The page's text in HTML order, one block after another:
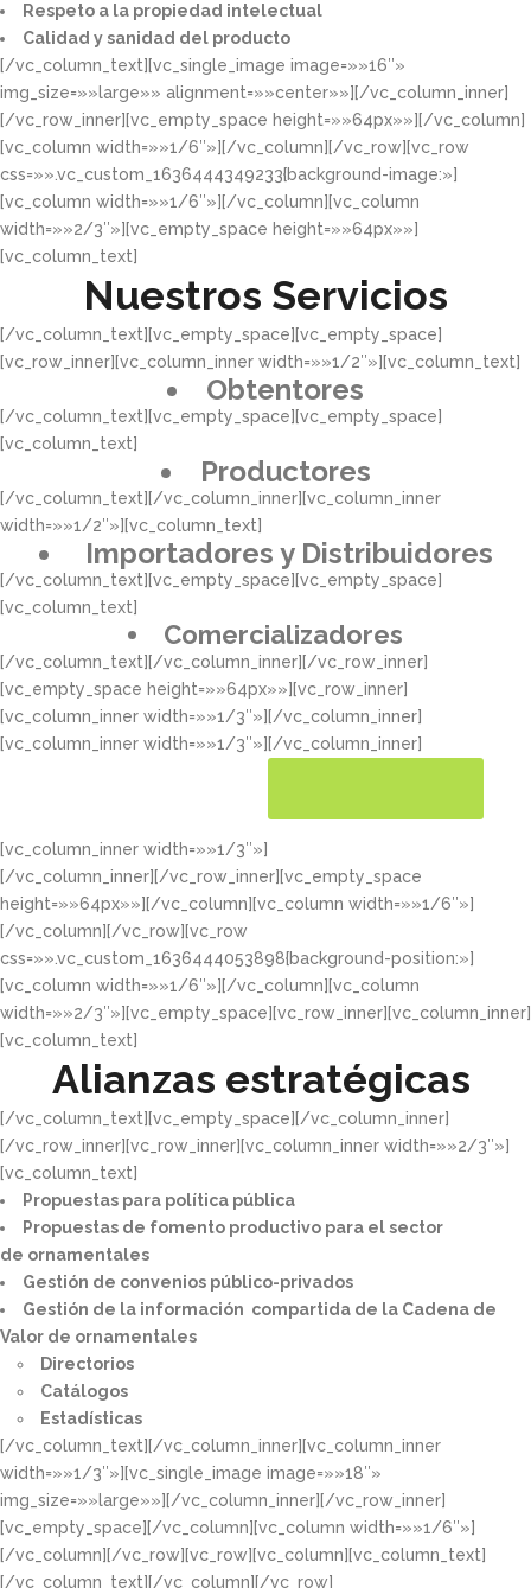
Respeto a la propiedad intelectual​​
Calidad y sanidad del producto​
[/vc_column_text][vc_single_image image=»»16″»
img_size=»»large»» alignment=»»center»»][/vc_column_inner]
[/vc_row_inner][vc_empty_space height=»»64px»»][/vc_column]
[vc_column width=»»1/6″»][/vc_column][/vc_row][vc_row
css=»».vc_custom_1636444349233{background-image:»]
[vc_column width=»»1/6″»][/vc_column][vc_column
width=»»2/3″»][vc_empty_space height=»»64px»»]
[vc_column_text]
Nuestros Servicios
[/vc_column_text][vc_empty_space][vc_empty_space]
[vc_row_inner][vc_column_inner width=»»1/2″»][vc_column_text]
Obtentores
[/vc_column_text][vc_empty_space][vc_empty_space]
[vc_column_text]
Productores
[/vc_column_text][/vc_column_inner][vc_column_inner
width=»»1/2″»][vc_column_text]
Importadores y Distribuidores
[/vc_column_text][vc_empty_space][vc_empty_space]
[vc_column_text]
Comercializadores
[/vc_column_text][/vc_column_inner][/vc_row_inner]
[vc_empty_space height=»»64px»»][vc_row_inner]
[vc_column_inner width=»»1/3″»][/vc_column_inner]
[vc_column_inner width=»»1/3″»][/vc_column_inner]
[vc_column_inner width=»»1/3″»]
[/vc_column_inner][/vc_row_inner][vc_empty_space
height=»»64px»»][/vc_column][vc_column width=»»1/6″»]
[/vc_column][/vc_row][vc_row
css=»».vc_custom_1636444053898{background-position:»]
[vc_column width=»»1/6″»][/vc_column][vc_column
width=»»2/3″»][vc_empty_space][vc_row_inner][vc_column_inner]
[vc_column_text]
Alianzas estratégicas
[/vc_column_text][vc_empty_space][/vc_column_inner]
[/vc_row_inner][vc_row_inner][vc_column_inner width=»»2/3″»]
[vc_column_text]
Propuestas para política pública​
Propuestas de fomento productivo para el sector
de ornamentales​
Gestión de convenios público-privados​
Gestión de la información compartida de la Cadena de
Valor de ornamentales​
Directorios​
Catálogos​
Estadísticas
[/vc_column_text][/vc_column_inner][vc_column_inner
width=»»1/3″»][vc_single_image image=»»18″»
img_size=»»large»»][/vc_column_inner][/vc_row_inner]
[vc_empty_space][/vc_column][vc_column width=»»1/6″»]
[/vc_column][/vc_row][vc_row][vc_column][vc_column_text]
[/vc_column_text][/vc_column][/vc_row]